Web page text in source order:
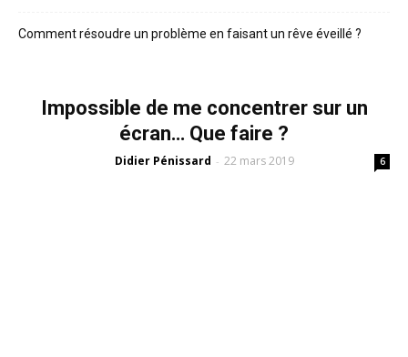
Comment résoudre un problème en faisant un rêve éveillé ?
Impossible de me concentrer sur un
écran… Que faire ?
Didier Pénissard - 22 mars 2019 6